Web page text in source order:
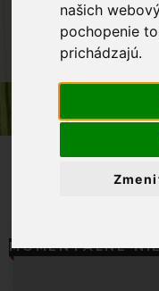
našich
pochopenie
prichádzajú.
BAVLNENÉ
BAVLNENÁ
NA
MOMENTÁLNE